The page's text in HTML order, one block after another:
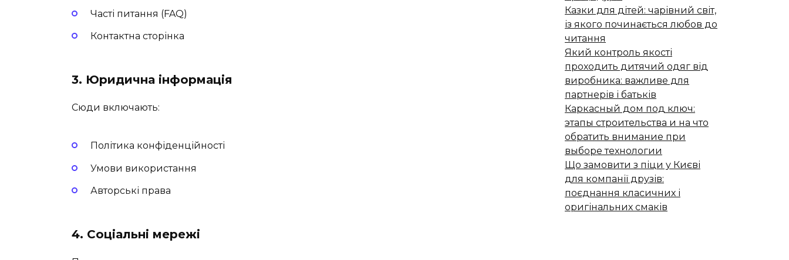
Часті питання (FAQ)
Контактна сторінка
3. Юридична інформація
Сюди включають:
Політика конфіденційності
Умови використання
Авторські права
4. Соціальні мережі
Казки для дітей: чарівний світ,
із якого починається любов до
читання
Який контроль якості
проходить дитячий одяг від
виробника: важливе для
партнерів і батьків
Каркасный дом под ключ:
этапы строительства и на что
обратить внимание при
выборе технологии
Що замовити з піци у Києві
для компанії друзів:
поєднання класичних і
оригінальних смаків